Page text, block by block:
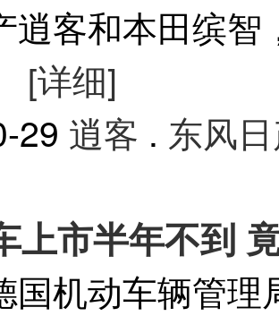
逍客和本田缤
[详细]
29 逍客 . 东风
上市半年不到
国机动车辆管